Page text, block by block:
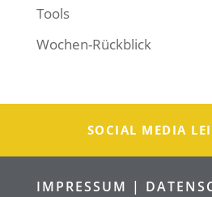
Tools
Wochen-Rückblick
SOCIAL MEDIA
IMPRESSUM |